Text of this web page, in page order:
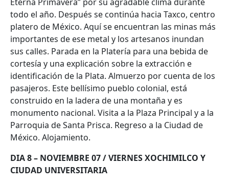
todo el año. Después se continúa hacia Taxco, centro
platero de México. Aquí se encuentran las minas más
importantes de ese metal y los artesanos inundan
sus calles. Parada en la Platería para una bebida de
cortesía y una explicación sobre la extracción e
identificación de la Plata. Almuerzo por cuenta de los
pasajeros. Este bellísimo pueblo colonial, está
construido en la ladera de una montaña y es
monumento nacional. Visita a la Plaza Principal y a la
Parroquia de Santa Prisca. Regreso a la Ciudad de
México. Alojamiento.
DIA 8 – NOVIEMBRE 07 / VIERNES XOCHIMILCO Y
CIUDAD UNIVERSITARIA